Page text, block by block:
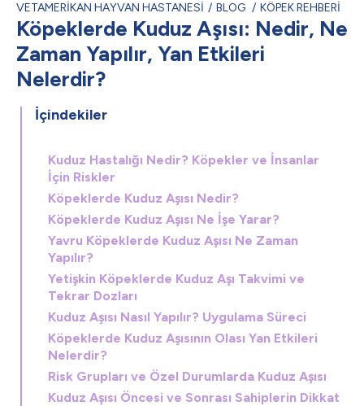
VETAMERİKAN HAYVAN HASTANESİ BLOG KÖPEK REHBERİ
Köpeklerde Kuduz Aşısı: Nedir, Ne
Zaman Yapılır, Yan Etkileri
Nelerdir?
İçindekiler
Kuduz Hastalığı Nedir? Köpekler ve İnsanlar
İçin Riskler
Köpeklerde Kuduz Aşısı Nedir?
Köpeklerde Kuduz Aşısı Ne İşe Yarar?
Yavru Köpeklerde Kuduz Aşısı Ne Zaman
Yapılır?
Yetişkin Köpeklerde Kuduz Aşı Takvimi ve
Tekrar Dozları
Kuduz Aşısı Nasıl Yapılır? Uygulama Süreci
Köpeklerde Kuduz Aşısının Olası Yan Etkileri
Nelerdir?
Risk Grupları ve Özel Durumlarda Kuduz Aşısı
Kuduz Aşısı Öncesi ve Sonrası Sahiplerin Dikkat